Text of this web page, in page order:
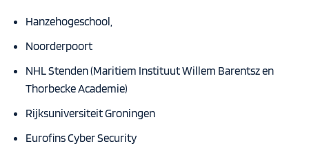
Hanzehogeschool,
Noorderpoort
NHL Stenden (Maritiem Instituut Willem Barentsz en
Thorbecke Academie)
Rijksuniversiteit Groningen
Eurofins Cyber Security